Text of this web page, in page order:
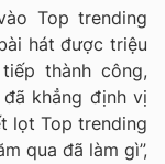
Top trending
hát được triệu
thành công,
khẳng định vị
lọt Top trending
qua đã làm gì”,